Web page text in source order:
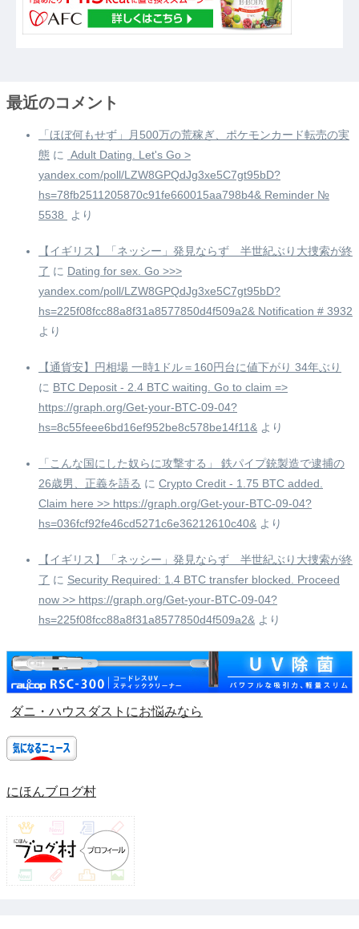
最近のコメント
「ほぼ何もせず」月500万の荒稼ぎ、ポケモンカード転売の実
態 に
️ Adult Dating. Let's Go >
yandex.com/poll/LZW8GPQdJg3xe5C7gt95bD?
hs=78fb2511205870c91fe660015aa798b4& Reminder №
5538 ️
より
【イギリス】「ネッシー」発見ならず 半世紀ぶり大捜索が終
了 に Dating for sex. Go >>>
yandex.com/poll/LZW8GPQdJg3xe5C7gt95bD?
hs=225f08fcc88a8f31a8577850d4f509a2& Notification # 3932
より
【通貨安】円相場 一時1ドル＝160円台に値下がり 34年ぶり
に BTC Deposit - 2.4 BTC waiting. Go to claim =>
https://graph.org/Get-your-BTC-09-04?
hs=8c55feee6bd16ef952be8c578be14f11& より
「こんな国にした奴らに攻撃する」 鉄パイプ銃製造で逮捕の
26歳男、正義を語る に Crypto Credit - 1.75 BTC added.
Claim here >> https://graph.org/Get-your-BTC-09-04?
hs=036fcf92fe46cd5271c6e36212610c40& より
【イギリス】「ネッシー」発見ならず 半世紀ぶり大捜索が終
了 に Security Required: 1.4 BTC transfer blocked. Proceed
now >> https://graph.org/Get-your-BTC-09-04?
hs=225f08fcc88a8f31a8577850d4f509a2& より
ダニ・ハウスダストにお悩みなら
にほんブログ村